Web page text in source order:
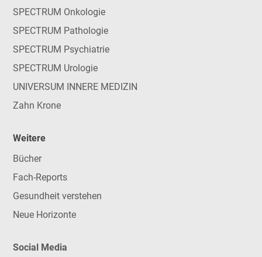
SPECTRUM Onkologie
SPECTRUM Pathologie
SPECTRUM Psychiatrie
SPECTRUM Urologie
UNIVERSUM INNERE MEDIZIN
Zahn Krone
Weitere
Bücher
Fach-Reports
Gesundheit verstehen
Neue Horizonte
Social Media